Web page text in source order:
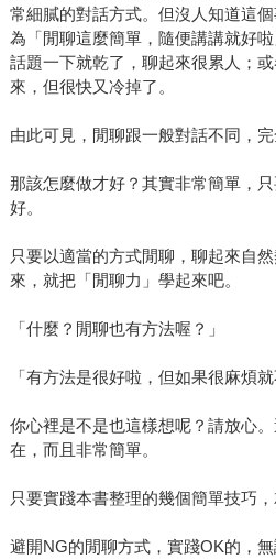
常細膩的對話方式。但沒人知道這
為「閒聊這麼簡單，隨便講講就好
話題一下就乾了，聊起來很累人；
來，但很快又冷掉了。
由此可見，閒聊跟一般對話不同，完
那該怎麼做才好？其實非常簡單，
好。
只要以適當的方式閒聊，聊起來自
來，就把「閒聊力」學起來吧。
「什麼？閒聊也有方法喔？」
「有方法是很好啦，但如果很麻煩就
你心裡是不是也這樣想呢？請放心
在，而且非常簡單。
只要實踐本書整理的幾個簡單技巧
避開NG的閒聊方式，實踐OK的，